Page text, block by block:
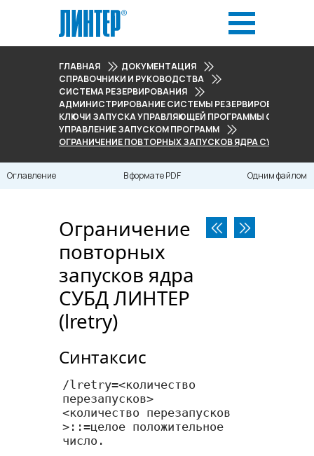
ГЛАВНАЯ
ДОКУМЕНТАЦИЯ
СПРАВОЧНИКИ И РУКОВОДСТВА
СИСТЕМА РЕЗЕРВИРОВАНИЯ
АДМИНИСТРИРОВАНИЕ СИСТЕМЫ РЕЗЕРВИРОВАНИЯ
КЛЮЧИ ЗАПУСКА УПРАВЛЯЮЩЕЙ ПРОГРАММЫ СИСТЕМЫ
УПРАВЛЕНИЕ ЗАПУСКОМ ПРОГРАММ
ОГРАНИЧЕНИЕ ПОВТОРНЫХ ЗАПУСКОВ ЯДРА СУБД
Оглавление В формате PDF Одним файлом
Ограничение
повторных
запусков ядра
СУБД ЛИНТЕР
(lretry)
Синтаксис
/lretry=<​количество
перезапусков​>
<​количество перезапусков​
>::=целое положительное
число.